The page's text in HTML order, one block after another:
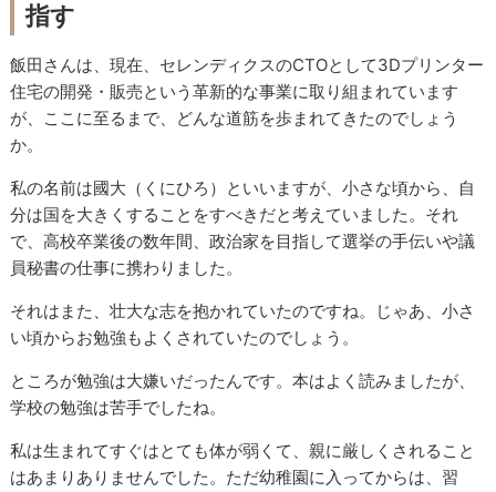
指す
飯田さんは、現在、セレンディクスのCTOとして3Dプリンター
住宅の開発・販売という革新的な事業に取り組まれています
が、ここに至るまで、どんな道筋を歩まれてきたのでしょう
か。
私の名前は國大（くにひろ）といいますが、小さな頃から、自
分は国を大きくすることをすべきだと考えていました。それ
で、高校卒業後の数年間、政治家を目指して選挙の手伝いや議
員秘書の仕事に携わりました。
それはまた、壮大な志を抱かれていたのですね。じゃあ、小さ
い頃からお勉強もよくされていたのでしょう。
ところが勉強は大嫌いだったんです。本はよく読みましたが、
学校の勉強は苦手でしたね。
私は生まれてすぐはとても体が弱くて、親に厳しくされること
はあまりありませんでした。ただ幼稚園に入ってからは、習